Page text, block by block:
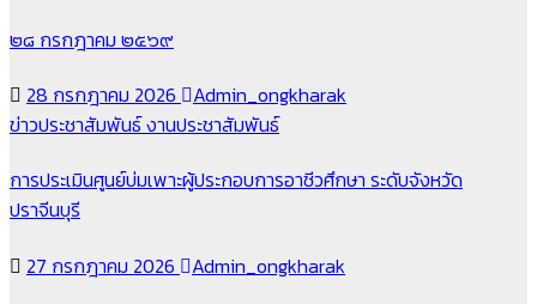
๒๘ กรกฎาคม ๒๕๖๙
28 กรกฎาคม 2026
Admin_ongkharak
ข่าวประชาสัมพันธ์งานประชาสัมพันธ์
การประเมินศูนย์บ่มเพาะผู้ประกอบการอาชีวศึกษา ระดับจังหวัด
ปราจีนบุรี
27 กรกฎาคม 2026
Admin_ongkharak